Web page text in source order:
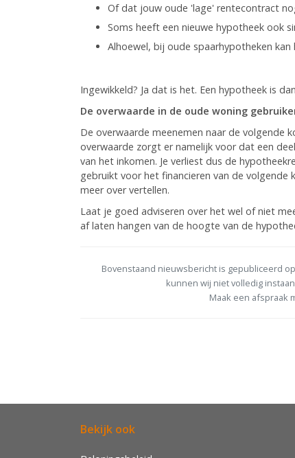
Of dat jouw oude 'lage' rentecontract
Soms heeft een nieuwe hypotheek ook
Alhoewel, bij oude spaarhypotheken
Ingewikkeld? Ja dat is het. Een hypotheek is
De overwaarde in de oude woning
De overwaarde meenemen naar de volgende
overwaarde zorgt er namelijk voor dat een
van het inkomen. Je verliest dus de
gebruikt voor het financieren van de volgende
meer over vertellen.
Laat je goed adviseren over het wel of niet
af laten hangen van de hoogte van de
Bovenstaand nieuwsbericht is gepubliceerd
kunnen wij niet volledig
Maak een afspraak
Bekijk ook